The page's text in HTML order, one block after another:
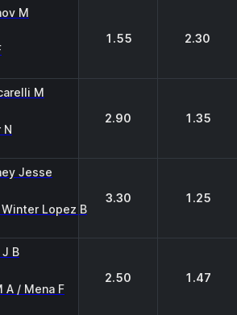
M
1.55 2.30
M
N
2.90 1.35
Jesse
Lopez B
3.30 1.25
B
A / Mena F
2.50 1.47